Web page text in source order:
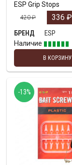
ESP Grip Stops
420₽ 336 ₽
БРЕНД
ESP
Наличие
В КОРЗИНУ
-13%